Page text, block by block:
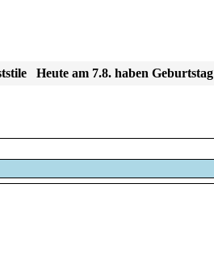
Heute am 7.8. haben Geburtstag